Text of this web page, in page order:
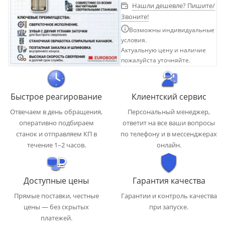
Нашли дешевле? Пишите/
Звоните!
Возможны индивидуальные
условия.
Актуальную цену и наличие
пожалуйста уточняйте.
Быстрое реагирование
Отвечаем в день обращения,
оперативно подбираем
станок и отправляем КП в
течение 1–2 часов.
Клиентский сервис
Персональный менеджер,
ответит на все ваши вопросы
по телефону и в мессенджерах
онлайн.
Доступные цены
Прямые поставки, честные
цены — без скрытых
платежей.
Гарантия качества
Гарантии и контроль качества
при запуске.